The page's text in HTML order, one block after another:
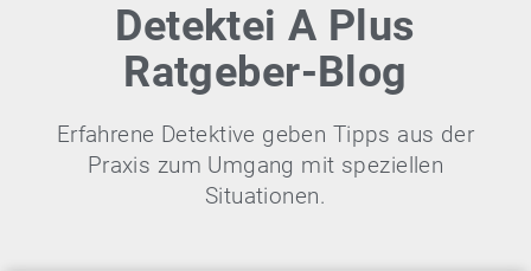
Detektei A Plus
Ratgeber-Blog
Erfahrene Detektive geben Tipps aus der
Praxis zum Umgang mit speziellen
Situationen.